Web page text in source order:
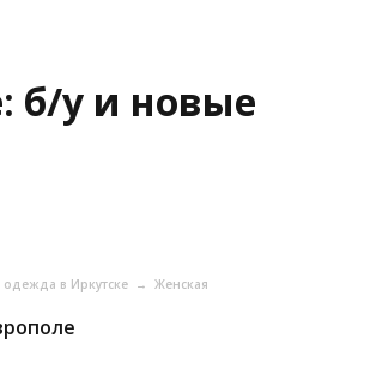
б/у и новые
одежда в Иркутске → Женская